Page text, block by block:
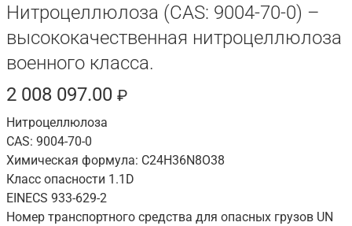
Нитроцеллюлоза (CAS: 9004-70-0) –
высококачественная нитроцеллюлоза
военного класса.
2 008 097.00 ₽
Нитроцеллюлоза
CAS: 9004-70-0
Химическая формула: C24H36N8O38
Класс опасности 1.1D
EINECS 933-629-2
Номер транспортного средства для опасных грузов UN